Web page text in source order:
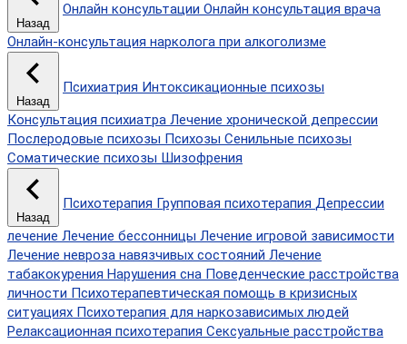
Назад
Онлайн консультации Онлайн консультация врача
Онлайн-консультация нарколога при алкоголизме
Назад
Психиатрия Интоксикационные психозы
Консультация психиатра Лечение хронической депрессии
Послеродовые психозы Психозы Сенильные психозы
Соматические психозы Шизофрения
Назад
Психотерапия Групповая психотерапия Депрессии
лечение Лечение бессонницы Лечение игровой зависимости
Лечение невроза навязчивых состояний Лечение
табакокурения Нарушения сна Поведенческие расстройства
личности Психотерапевтическая помощь в кризисных
ситуациях Психотерапия для наркозависимых людей
Релаксационная психотерапия Сексуальные расстройства